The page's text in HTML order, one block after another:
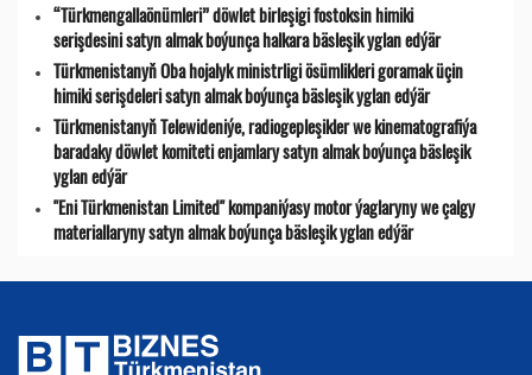
“Türkmengallaönümleri” döwlet birleşigi fostoksin himiki
serişdesini satyn almak boýunça halkara bäsleşik yglan edýär
Türkmenistanyň Oba hojalyk ministrligi ösümlikleri goramak üçin
himiki serişdeleri satyn almak boýunça bäsleşik yglan edýär
Türkmenistanyň Telewideniýe, radio­gepleşikler we kinematografiýa
baradaky döwlet komiteti enjamlary satyn almak boýunça bäsleşik
yglan edýär
"Eni Türkmenistan Limited" kompaniýasy motor ýaglaryny we çalgy
materiallaryny satyn almak boýunça bäsleşik yglan edýär